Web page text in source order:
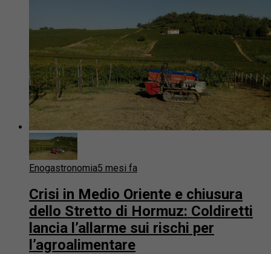
Enogastronomia5 mesi fa
Crisi in Medio Oriente e chiusura
dello Stretto di Hormuz: Coldiretti
lancia l’allarme sui rischi per
l’agroalimentare